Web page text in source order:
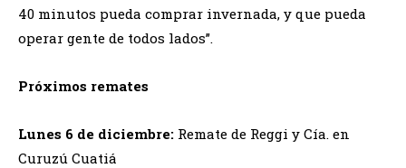
40 minutos pueda comprar invernada, y que pueda
operar gente de todos lados”.
Próximos remates
Lunes 6 de diciembre: Remate de Reggi y Cía. en
Curuzú Cuatiá